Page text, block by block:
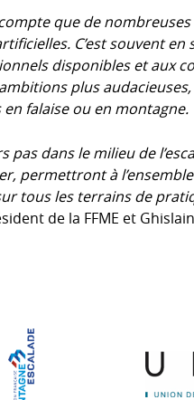
que de
C’est souvent
disponibles et aux
plus
en falaise ou en montagne.
pas dans le milieu de
permettront à
tous les terrains de
de la FFME et